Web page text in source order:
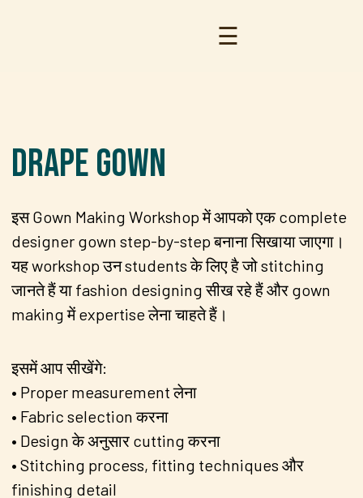
☰
Drape Gown
इस Gown Making Workshop में आपको एक complete
designer gown step-by-step बनाना सिखाया जाएगा।
यह workshop उन students के लिए है जो stitching
जानते हैं या fashion designing सीख रहे हैं और gown
making में expertise लेना चाहते हैं।
इसमें आप सीखेंगे:
• Proper measurement लेना
• Fabric selection करना
• Design के अनुसार cutting करना
• Stitching process, fitting techniques और
finishing detail